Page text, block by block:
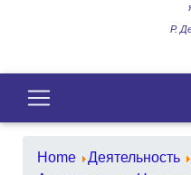
Р.
Home Деятельность